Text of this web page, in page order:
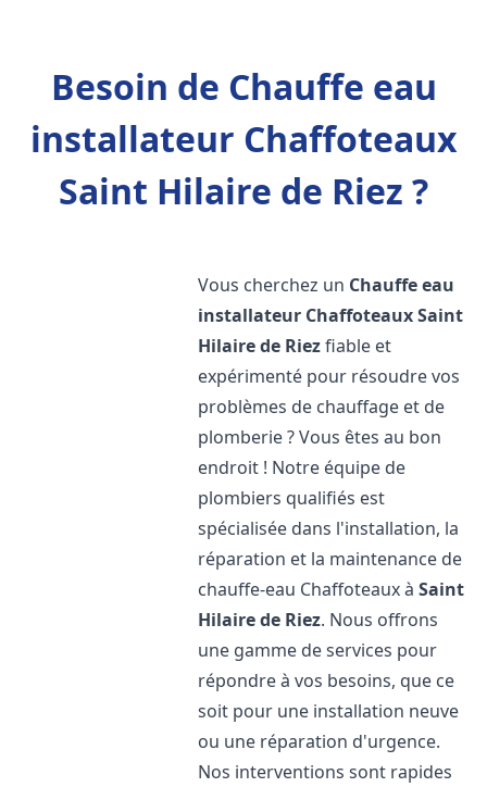
Besoin de Chauffe eau
installateur Chaffoteaux
Saint Hilaire de Riez ?
Vous cherchez un Chauffe eau
installateur ChaffoteauxSaint
Hilaire de Riezfiable et
expérimenté pour résoudre vos
problèmes de chauffage et de
plomberie ? Vous êtes au bon
endroit ! Notre équipe de
plombiers qualifiés est
spécialisée dans l'installation, la
réparation et la maintenance de
chauffe-eau Chaffoteaux àSaint
Hilaire de Riez. Nous offrons
une gamme de services pour
répondre à vos besoins, que ce
soit pour une installation neuve
ou une réparation d'urgence.
Nos interventions sont rapides